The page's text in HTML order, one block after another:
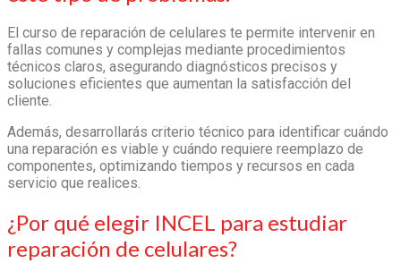
El curso de reparación de celulares te permite intervenir en
fallas comunes y complejas mediante procedimientos
técnicos claros, asegurando diagnósticos precisos y
soluciones eficientes que aumentan la satisfacción del
cliente.
Además, desarrollarás criterio técnico para identificar cuándo
una reparación es viable y cuándo requiere reemplazo de
componentes, optimizando tiempos y recursos en cada
servicio que realices.
¿Por qué elegir INCEL para estudiar
reparación de celulares?